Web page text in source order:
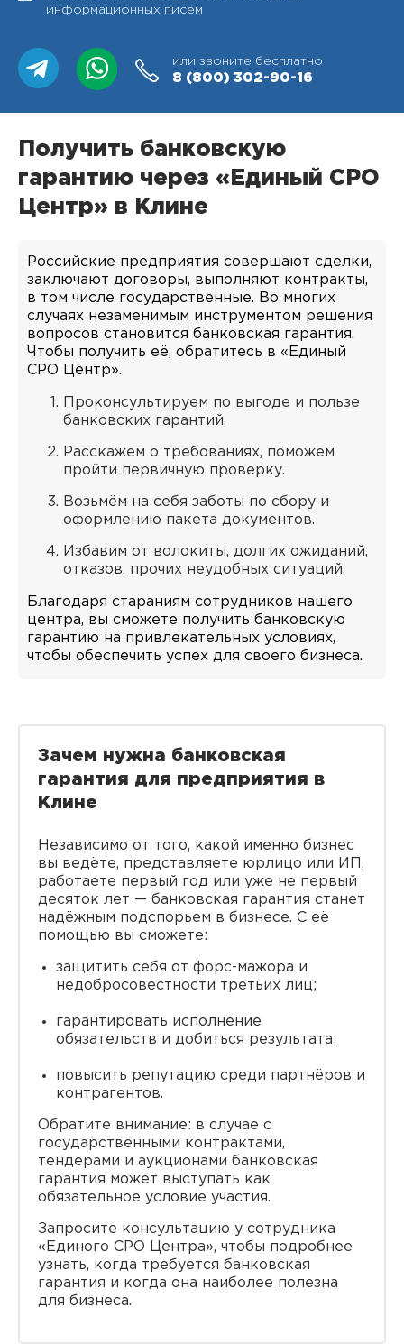
информационных писем
или звоните бесплатно
8 (800) 302-90-16
Получить банковскую
гарантию через «Единый СРО
Центр» в Клине
Российские предприятия совершают сделки,
заключают договоры, выполняют контракты,
в том числе государственные. Во многих
случаях незаменимым инструментом решения
вопросов становится банковская гарантия.
Чтобы получить её, обратитесь в «Единый
СРО Центр».
Проконсультируем по выгоде и пользе
банковских гарантий.
Расскажем о требованиях, поможем
пройти первичную проверку.
Возьмём на себя заботы по сбору и
оформлению пакета документов.
Избавим от волокиты, долгих ожиданий,
отказов, прочих неудобных ситуаций.
Благодаря стараниям сотрудников нашего
центра, вы сможете получить банковскую
гарантию на привлекательных условиях,
чтобы обеспечить успех для своего бизнеса.
Зачем нужна банковская
гарантия для предприятия в
Клине
Независимо от того, какой именно бизнес
вы ведёте, представляете юрлицо или ИП,
работаете первый год или уже не первый
десяток лет — банковская гарантия станет
надёжным подспорьем в бизнесе. С её
помощью вы сможете:
защитить себя от форс-мажора и
недобросовестности третьих лиц;
гарантировать исполнение
обязательств и добиться результата;
повысить репутацию среди партнёров и
контрагентов.
Обратите внимание: в случае с
государственными контрактами,
тендерами и аукционами банковская
гарантия может выступать как
обязательное условие участия.
Запросите консультацию у сотрудника
«Единого СРО Центра», чтобы подробнее
узнать, когда требуется банковская
гарантия и когда она наиболее полезна
для бизнеса.